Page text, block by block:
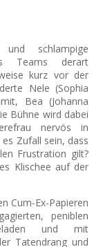
schlampige
Teams derart
kurz vor der
Nele (Sophia
Bea (Johanna
Bühne wird dabei
nervös in
Zufall sein, dass
Frustration gilt?
Klischee auf der
Cum-Ex-Papieren
peniblen
und mit
Tatendrang und